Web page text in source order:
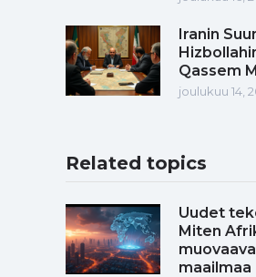
Iranin
Qassem
joulukuu 14,
Related topics
Uudet
Miten
maailmaa